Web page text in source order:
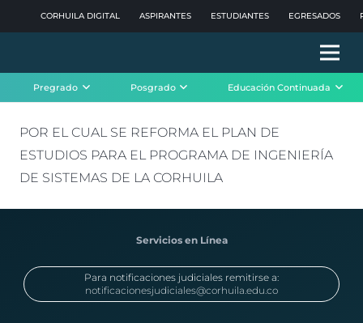
CORHUILA DIGITAL ASPIRANTES ESTUDIANTES EGRESADOS
Pregrado Posgrado Educación Continuada
POR EL CUAL SE REFORMA EL PLAN DE
ESTUDIOS PARA EL PROGRAMA DE INGENIERÍA
DE SISTEMAS DE LA CORHUILA
Servicios en Línea
Para notificaciones judiciales remitirse a:
notificacionesjudiciales@corhuila.edu.co